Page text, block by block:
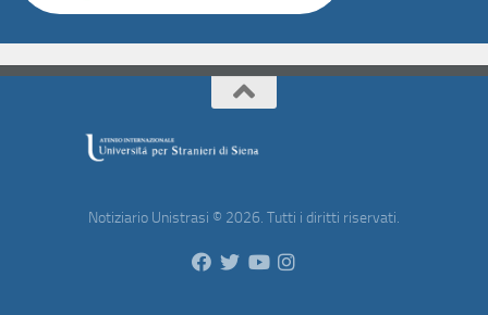
Notiziario Unistrasi © 2026. Tutti i diritti riservati.